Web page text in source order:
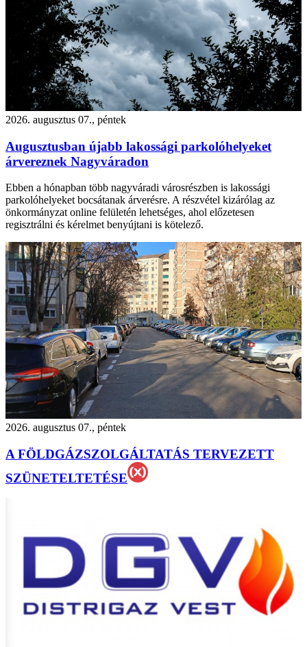
2026. augusztus 07., péntek
Augusztusban újabb lakossági parkolóhelyeket
árvereznek Nagyváradon
Ebben a hónapban több nagyváradi városrészben is lakossági
parkolóhelyeket bocsátanak árverésre. A részvétel kizárólag az
önkormányzat online felületén lehetséges, ahol előzetesen
regisztrálni és kérelmet benyújtani is kötelező.
2026. augusztus 07., péntek
A FÖLDGÁZSZOLGÁLTATÁS TERVEZETT
SZÜNETELTETÉSE